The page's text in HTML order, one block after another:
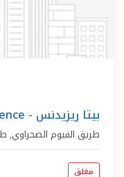
Beta Residence - بيتا ريزيدنس
طريق الفيوم الصحراوي,
مغلق